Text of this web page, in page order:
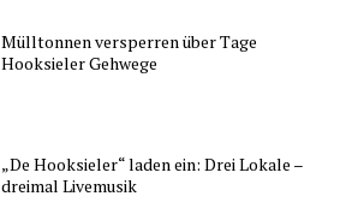
Mülltonnen versperren über Tage
Hooksieler Gehwege
„De Hooksieler“ laden ein: Drei Lokale –
dreimal Livemusik